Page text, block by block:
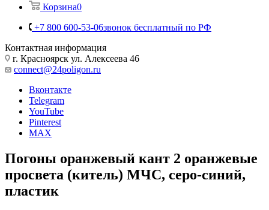
Корзина0
+7 800 600-53-06звонок бесплатный по РФ
Контактная информация
г. Красноярск ул. Алексеева 46
connect@24poligon.ru
Вконтакте
Telegram
YouTube
Pinterest
MAX
Погоны оранжевый кант 2 оранжевые
просвета (китель) МЧС, серо-синий,
пластик